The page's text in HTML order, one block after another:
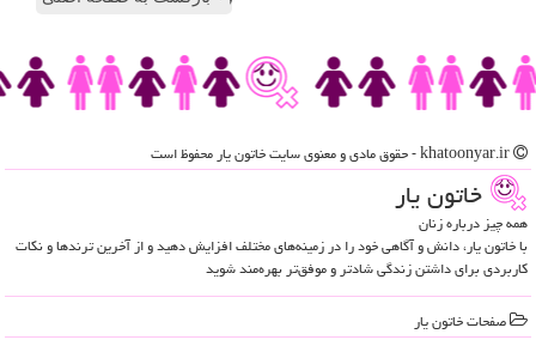
خاتون یار
همه چیز درباره زنان
با خاتون یار، دانش و آگاهی خود را در زمینه‌های مختلف افزایش دهید و از آخرین ترندها و نکات
کاربردی برای داشتن زندگی شادتر و موفق‌تر بهره‌مند شوید
صفحات خاتون یار